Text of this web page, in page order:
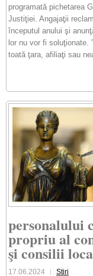
programată pichetarea
Justiţiei. Angajaţii
începutul anului şi
lor nu vor fi soluţionate.
toată ţara, afiliaţi sau
personalului
propriu al
şi consilii
17.06.2024 Stiri